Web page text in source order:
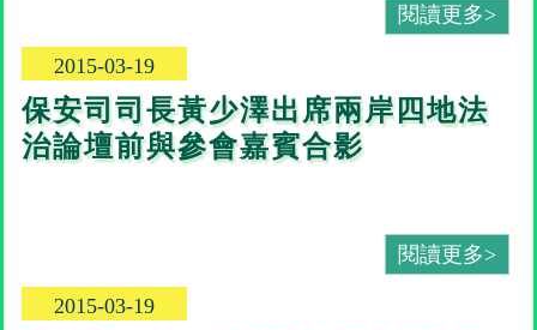
閱讀更多>
2015-03-19
保安司司長黃少澤出席兩岸四地法
治論壇前與參會嘉賓合影
閱讀更多>
2015-03-19